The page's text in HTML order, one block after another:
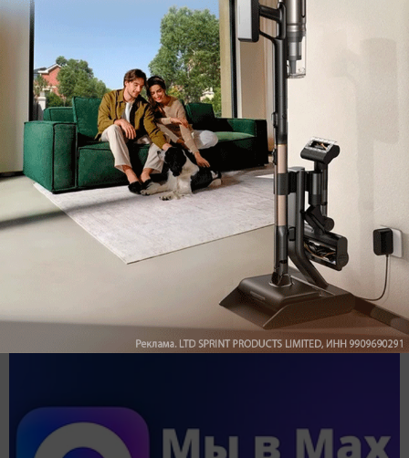
Обзор вертикального пылесоса Dreame Z40 AquaCycle
Pro: гибкий подход к уборке